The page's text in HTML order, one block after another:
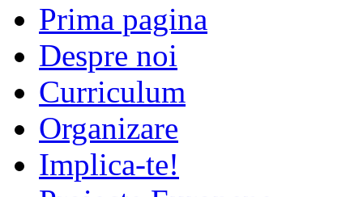
Prima pagina
Despre noi
Curriculum
Organizare
Implica-te!